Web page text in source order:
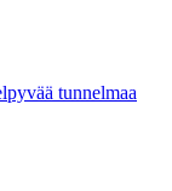
tunnelmaa